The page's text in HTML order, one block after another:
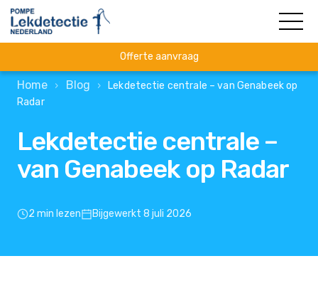
Offerte aanvraag
Home › Blog ›
Lekdetectie centrale – van Genabeek op
Radar
Lekdetectie centrale –
van Genabeek op Radar
2 min lezen Bijgewerkt 8 juli 2026